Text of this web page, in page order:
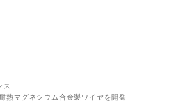
ス
熱マグネシウム合金製ワイヤを開発